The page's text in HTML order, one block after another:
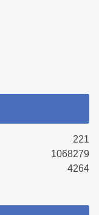
221
1068279
4264